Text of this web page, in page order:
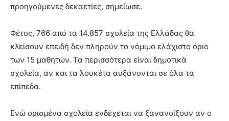
προηγούμενες δεκαετίες, σημείωσε.
Φέτος, 766 από τα 14.857 σχολεία της Ελλάδας θα
κλείσουν επειδή δεν πληρούν το νόμιμο ελάχιστο όριο
των 15 μαθητών. Τα περισσότερα είναι δημοτικά
σχολεία, αν και τα λουκέτα αυξάνονται σε όλα τα
επίπεδα.
Ενώ ορισμένα σχολεία ενδέχεται να ξανανοίξουν αν ο